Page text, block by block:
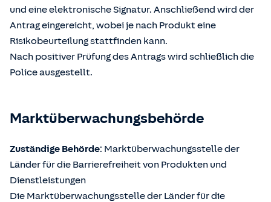
und eine elektronische Signatur. Anschließend wird der
Antrag eingereicht, wobei je nach Produkt eine
Risikobeurteilung stattfinden kann.
Nach positiver Prüfung des Antrags wird schließlich die
Police ausgestellt.
Marktüberwachungsbehörde
Zuständige Behörde: Marktüberwachungsstelle der
Länder für die Barrierefreiheit von Produkten und
Dienstleistungen
Die Marktüberwachungsstelle der Länder für die